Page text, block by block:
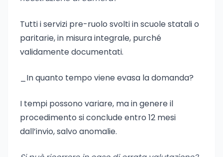
Tutti i servizi pre-ruolo svolti in scuole statali o
paritarie, in misura integrale, purché
validamente documentati.
_In quanto tempo viene evasa la domanda?
I tempi possono variare, ma in genere il
procedimento si conclude entro 12 mesi
dall’invio, salvo anomalie.